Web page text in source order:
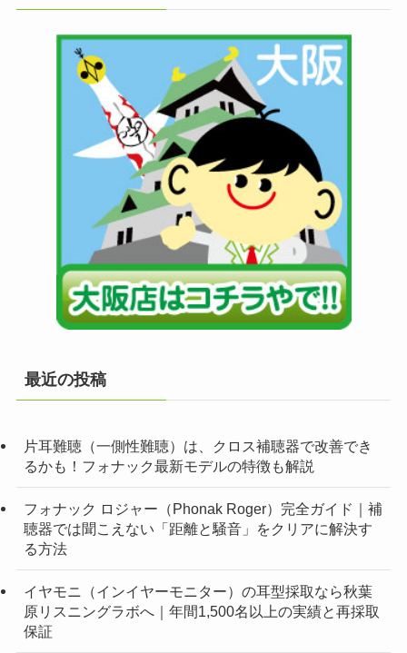
最近の投稿
片耳難聴（一側性難聴）は、クロス補聴器で改善でき
るかも！フォナック最新モデルの特徴も解説
フォナック ロジャー（Phonak Roger）完全ガイド｜補
聴器では聞こえない「距離と騒音」をクリアに解決す
る方法
イヤモニ（インイヤーモニター）の耳型採取なら秋葉
原リスニングラボへ｜年間1,500名以上の実績と再採取
保証